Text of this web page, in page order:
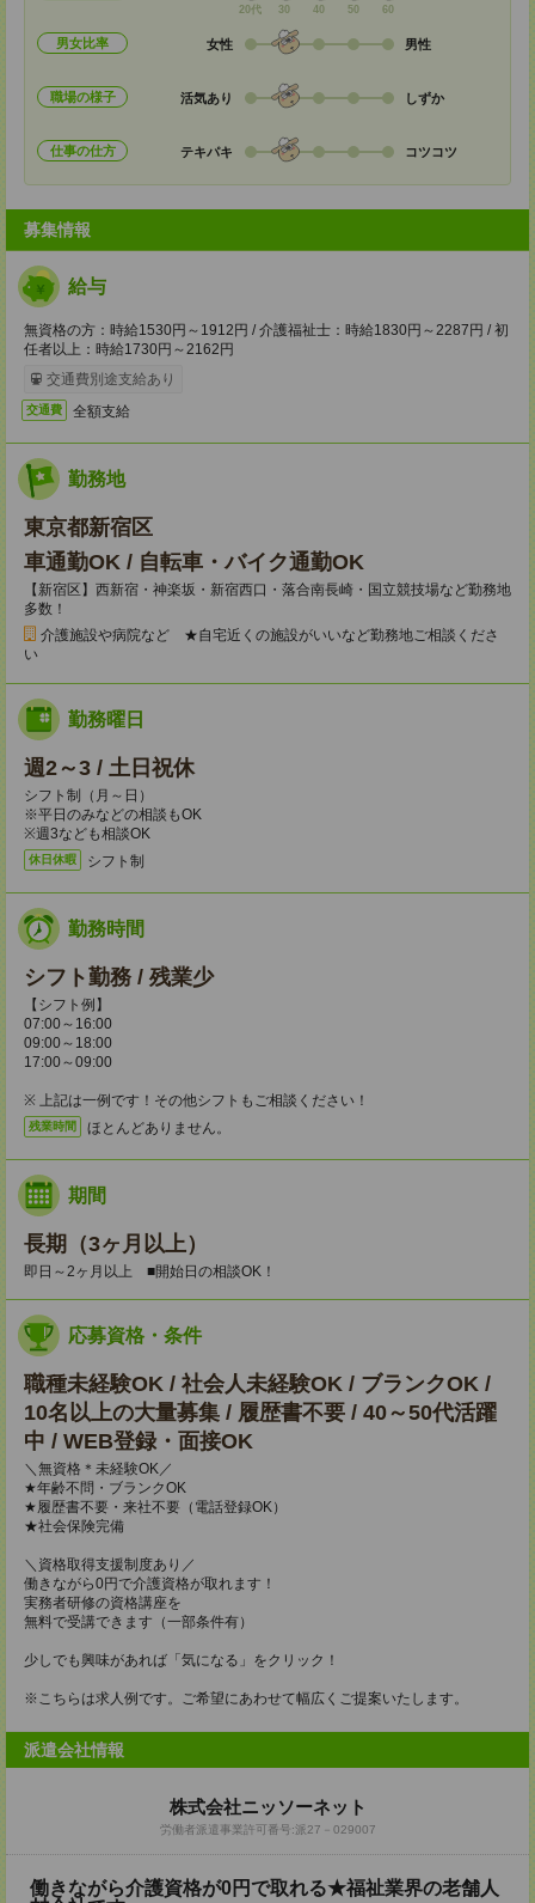
20代 30 40 50 60
男女比率 女性 男性
職場の様子 活気あり しずか
仕事の仕方 テキパキ コツコツ
募集情報
給与
無資格の方：時給1530円～1912円 / 介護福祉士：時給1830円～2287円 / 初
任者以上：時給1730円～2162円
交通費別途支給あり
交通費 全額支給
勤務地
東京都新宿区
車通勤OK / 自転車・バイク通勤OK
【新宿区】西新宿・神楽坂・新宿西口・落合南長崎・国立競技場など勤務地
多数！
介護施設や病院など ★自宅近くの施設がいいなど勤務地ご相談くださ
い
勤務曜日
週2～3 / 土日祝休
シフト制（月～日）
※平日のみなどの相談もOK
※週3なども相談OK
休日休暇 シフト制
勤務時間
シフト勤務 / 残業少
【シフト例】
07:00～16:00
09:00～18:00
17:00～09:00
※ 上記は一例です！その他シフトもご相談ください！
残業時間 ほとんどありません。
期間
長期（3ヶ月以上）
即日～2ヶ月以上 ■開始日の相談OK！
応募資格・条件
職種未経験OK / 社会人未経験OK / ブランクOK /
10名以上の大量募集 / 履歴書不要 / 40～50代活躍
中 / WEB登録・面接OK
＼無資格＊未経験OK／
★年齢不問・ブランクOK
★履歴書不要・来社不要（電話登録OK）
★社会保険完備
＼資格取得支援制度あり／
働きながら0円で介護資格が取れます！
実務者研修の資格講座を
無料で受講できます（一部条件有）
少しでも興味があれば「気になる」をクリック！
※こちらは求人例です。ご希望にあわせて幅広くご提案いたします。
派遣会社情報
株式会社ニッソーネット
労働者派遣事業許可番号:派27－029007
働きながら介護資格が0円で取れる★福祉業界の老舗人